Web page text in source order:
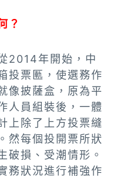
？
2014年開始，中
投票匭，使選務作
像披薩盒，原為平
人員組裝後，一體
上除了上方投票縫
然每個投開票所狀
破損、受潮情形。
務狀況進行補強作